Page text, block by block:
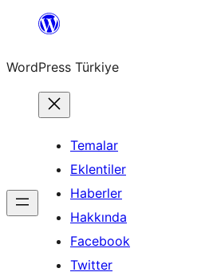
İçeriğe
WordPress Türkiye
Temalar
Eklentiler
Haberler
Hakkında
Facebook
Twitter